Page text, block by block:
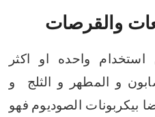
والقرصات
واحده او اكثر
و المطهر و الثلج و
بيكربونات الصوديوم فهو